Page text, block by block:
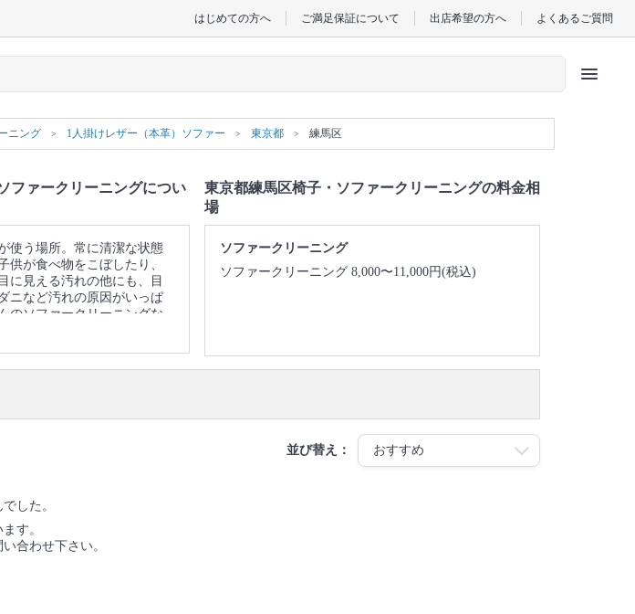
はじめての方へ ご満足保証について 出店希望の方へ よくあるご質問
menu
ニング 1人掛けレザー（本革）ソファー 東京都 練馬区
ファークリーニングについ
使う場所。常に清潔な状態
供が食べ物をこぼしたり、
に見える汚れの他にも、目
ニなど汚れの原因がいっぱ
のソファークリーニングな
たシミや臭い、ダニや雑菌
・ソファークリーニング
東京都練馬区椅子・ソファークリーニングの料金相
場
ソファークリーニング
ソファークリーニング 8,000〜11,000円(税込)
並び替え：
した。
す。
合わせ下さい。